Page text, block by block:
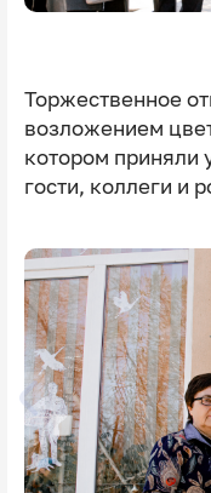
Торжественное
возложением
котором приняли
гости, коллеги и